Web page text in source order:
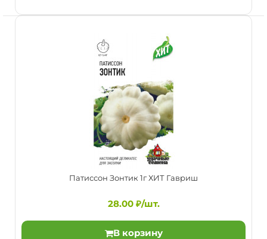
Смесь сортов с разноцветными плодами – Диск (белые),
Солнышко (желтые), Большая удача (крапчатые), С..
Патиссон Зонтик 1г ХИТ Гавриш
28.00 ₽/шт.
В корзину